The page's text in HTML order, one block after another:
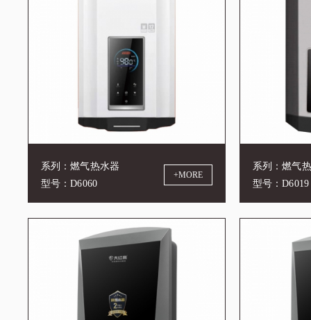
系列：燃气热水器
型号：D6060
+MORE
系列：燃气
型号：D6019